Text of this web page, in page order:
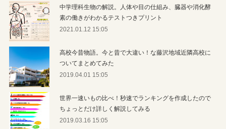
中学理科生物の解説。人体や目の仕組み、臓器や消化酵
素の働きがわかるテストつきプリント
2021.01.12 15:05
高校今昔物語。今と昔で大違い！な藤沢地域近隣高校に
ついてまとめてみた
2019.04.01 15:05
世界一速いもの比べ！秒速でランキングを作成したので
ちょっとだけ詳しく解説してみる
2019.03.16 15:05